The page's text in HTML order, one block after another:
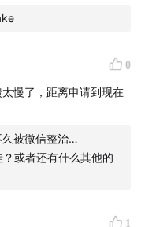
识，另外，嘉宾长期
，不接受抱怨，欢迎
0
慢了，距离申请到现在
被微信整治…
或者还有什么其他的
1